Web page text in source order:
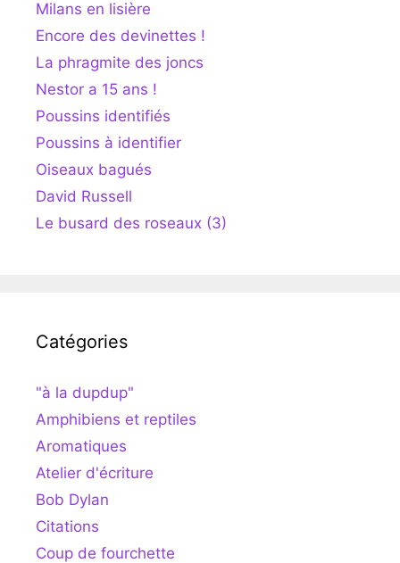
Milans en lisière
Encore des devinettes !
La phragmite des joncs
Nestor a 15 ans !
Poussins identifiés
Poussins à identifier
Oiseaux bagués
David Russell
Le busard des roseaux (3)
Catégories
"à la dupdup"
Amphibiens et reptiles
Aromatiques
Atelier d'écriture
Bob Dylan
Citations
Coup de fourchette